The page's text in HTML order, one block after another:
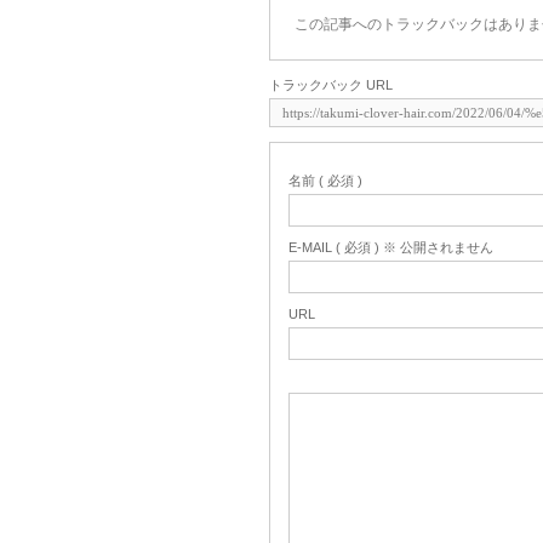
この記事へのトラックバックはあり
トラックバック URL
名前 ( 必須 )
E-MAIL ( 必須 ) ※ 公開されません
URL